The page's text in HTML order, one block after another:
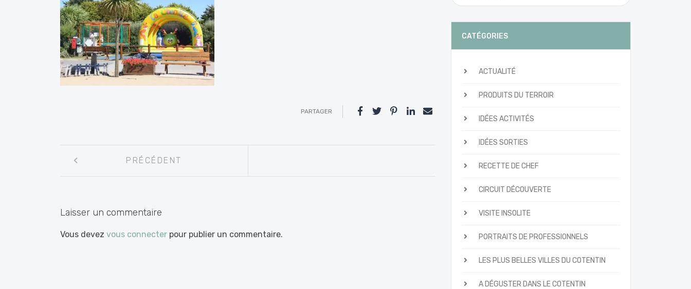
PARTAGER
entre
PRÉCÉDENT
Laisser un commentaire
Vous devez vous connecter pour publier un commentaire.
CATÉGORIES
ACTUALITÉ
PRODUITS DU TERROIR
IDÉES ACTIVITÉS
IDÉES SORTIES
RECETTE DE CHEF
CIRCUIT DÉCOUVERTE
VISITE INSOLITE
PORTRAITS DE PROFESSIONNELS
LES PLUS BELLES VILLES DU COTENTIN
A DÉGUSTER DANS LE COTENTIN